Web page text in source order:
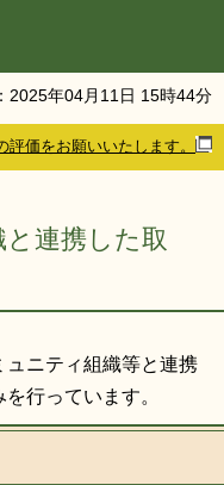
から探す
2025年04月 11 日 15時44分
評価をお願いいたします。
連携した取
ニティ組織等と連携
行っています。